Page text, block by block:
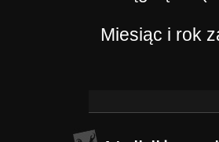
Miesiąc i rok